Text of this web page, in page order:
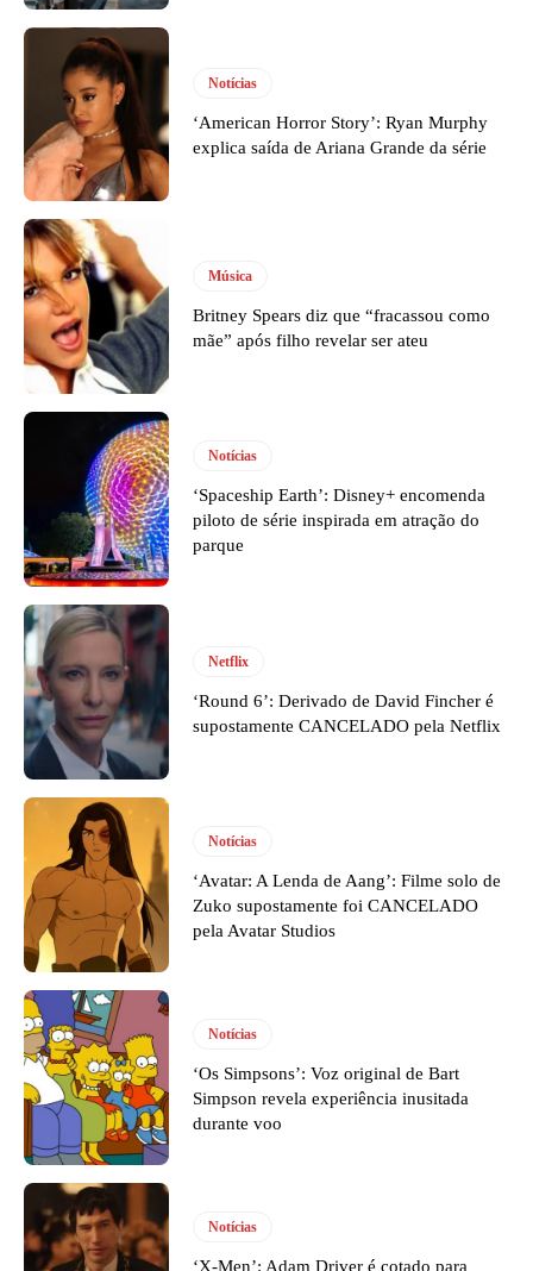
Notícias
‘American Horror Story’: Ryan Murphy
explica saída de Ariana Grande da série
Música
Britney Spears diz que “fracassou como
mãe” após filho revelar ser ateu
Notícias
‘Spaceship Earth’: Disney+ encomenda
piloto de série inspirada em atração do
parque
Netflix
‘Round 6’: Derivado de David Fincher é
supostamente CANCELADO pela Netflix
Notícias
‘Avatar: A Lenda de Aang’: Filme solo de
Zuko supostamente foi CANCELADO
pela Avatar Studios
Notícias
‘Os Simpsons’: Voz original de Bart
Simpson revela experiência inusitada
durante voo
Notícias
‘X-Men’: Adam Driver é cotado para